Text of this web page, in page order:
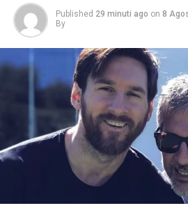
Published 29 minuti ago on 8
By